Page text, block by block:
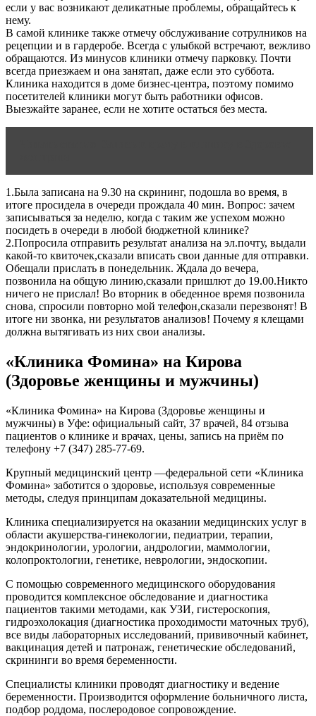
если у вас возникают деликатные проблемы, обращайтесь к
нему.
В самой клинике также отмечу обслуживание сотрулников на
рецепции и в гардеробе. Всегда с улыбкой встречают, вежливо
обращаются. Из минусов клиники отмечу парковку. Почти
всегда приезжаем и она занятап, даже если это суббота.
Клиника находится в доме бизнес-центра, поэтому помимо
посетителей клиники могут быть работники офисов.
Выезжайте заранее, если не хотите остаться без места.
1.Была записана на 9.30 на скрининг, подошла во время, в
итоге просидела в очереди прождала 40 мин. Вопрос: зачем
записываться за неделю, когда с таким же успехом можно
посидеть в очереди в любой бюджетной клинике?
2.Попросила отправить результат анализа на эл.почту, выдали
какой-то квиточек,сказали вписать свои данные для отправки.
Обещали прислать в понедельник. Ждала до вечера,
позвонила на общую линию,сказали пришлют до 19.00.Никто
ничего не прислал! Во вторник в обеденное время позвонила
снова, спросили повторно мой телефон,сказали перезвонят! В
итоге ни звонка, ни результатов анализов! Почему я клещами
должна вытягивать из них свои анализы.
«Клиника Фомина» на Кирова
(Здоровье женщины и мужчины)
«Клиника Фомина» на Кирова (Здоровье женщины и
мужчины) в Уфе: официальный сайт, 37 врачей, 84 отзыва
пациентов о клинике и врачах, цены, запись на приём по
телефону +7 (347) 285-77-69.
Крупный медицинский центр —федеральной сети «Клиника
Фомина» заботится о здоровье, используя современные
методы, следуя принципам доказательной медицины.
Клиника специализируется на оказании медицинских услуг в
области акушерства-гинекологии, педиатрии, терапии,
эндокринологии, урологии, андрологии, маммологии,
колопроктологии, генетике, неврологии, эндоскопии.
С помощью современного медицинского оборудования
проводится комплексное обследование и диагностика
пациентов такими методами, как УЗИ, гистероскопия,
гидроэхолокация (диагностика проходимости маточных труб),
все виды лабораторных исследований, прививочный кабинет,
вакцинация детей и патронаж, генетические обследований,
скрининги во время беременности.
Специалисты клиники проводят диагностику и ведение
беременности. Производится оформление больничного листа,
подбор роддома, послеродовое сопровождение.